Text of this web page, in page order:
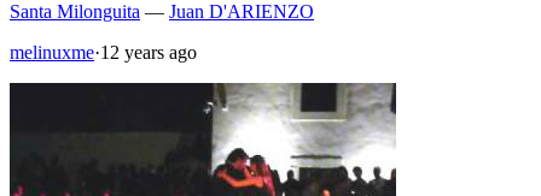
Santa Milonguita — Juan D'ARIENZO
melinuxme·12 years ago